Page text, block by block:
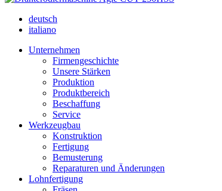
deutsch
italiano
Unternehmen
Firmengeschichte
Unsere Stärken
Produktion
Produktbereich
Beschaffung
Service
Werkzeugbau
Konstruktion
Fertigung
Bemusterung
Reparaturen und Änderungen
Lohnfertigung